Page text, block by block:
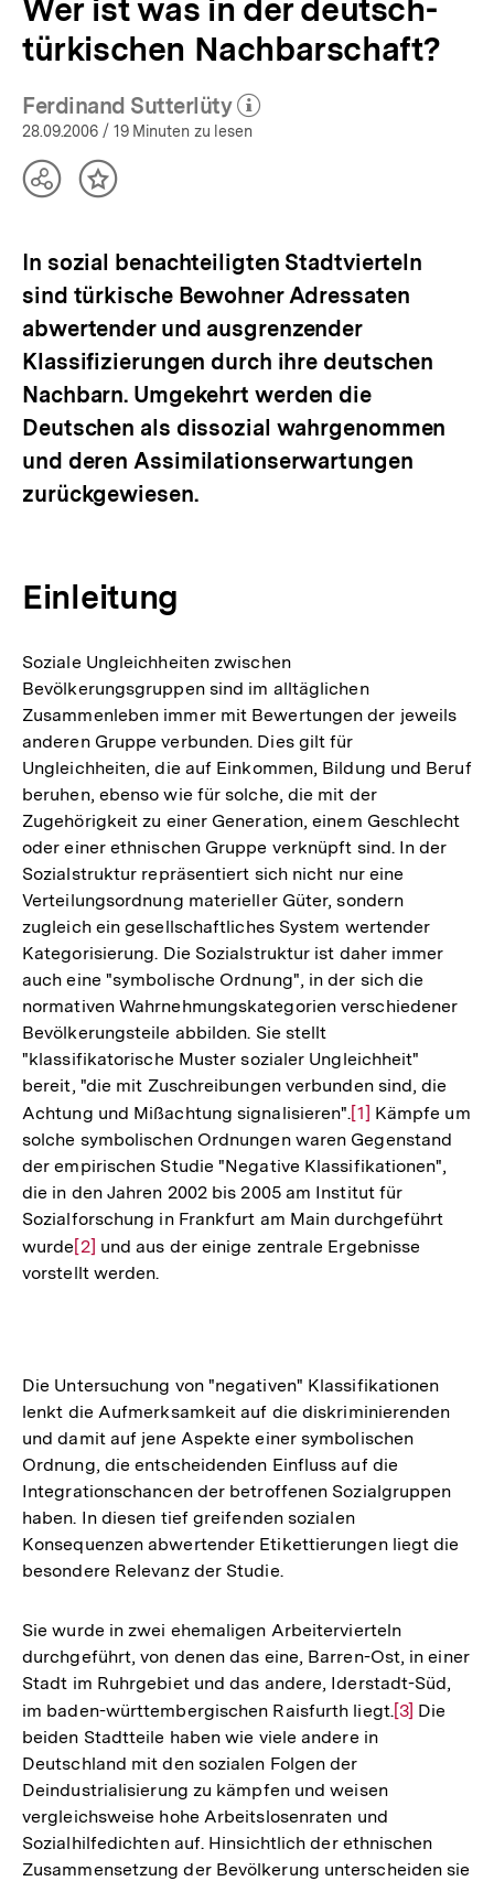
Wer ist was in der deutsch-
türkischen Nachbarschaft?
Ferdinand Sutterlüty
(Mehr zum Autor)
öffnen
28.09.2006 / 19 Minuten zu lesen
TeilenInhalt
In sozial benachteiligten Stadtvierteln
sind türkische Bewohner Adressaten
abwertender und ausgrenzender
Klassifizierungen durch ihre deutschen
Nachbarn. Umgekehrt werden die
Deutschen als dissozial wahrgenommen
und deren Assimilationserwartungen
zurückgewiesen.
Einleitung
Soziale Ungleichheiten zwischen
Bevölkerungsgruppen sind im alltäglichen
Zusammenleben immer mit Bewertungen der jeweils
anderen Gruppe verbunden. Dies gilt für
Ungleichheiten, die auf Einkommen, Bildung und Beruf
beruhen, ebenso wie für solche, die mit der
Zugehörigkeit zu einer Generation, einem Geschlecht
oder einer ethnischen Gruppe verknüpft sind. In der
Sozialstruktur repräsentiert sich nicht nur eine
Verteilungsordnung materieller Güter, sondern
zugleich ein gesellschaftliches System wertender
Kategorisierung. Die Sozialstruktur ist daher immer
auch eine "symbolische Ordnung", in der sich die
normativen Wahrnehmungskategorien verschiedener
Bevölkerungsteile abbilden. Sie stellt
"klassifikatorische Muster sozialer Ungleichheit"
bereit, "die mit Zuschreibungen verbunden sind, die
Achtung und Mißachtung signalisieren".Zur
Auflösung
der
Fußnote
[1] Kämpfe um
solche symbolischen Ordnungen waren Gegenstand
der empirischen Studie "Negative Klassifikationen",
die in den Jahren 2002 bis 2005 am Institut für
Sozialforschung in Frankfurt am Main durchgeführt
wurdeZur
Auflösung
[2] und aus der einige zentrale Ergebnisse
vorstellt werden.
Die Untersuchung von "negativen" Klassifikationen
lenkt die Aufmerksamkeit auf die diskriminierenden
und damit auf jene Aspekte einer symbolischen
Ordnung, die entscheidenden Einfluss auf die
Integrationschancen der betroffenen Sozialgruppen
haben. In diesen tief greifenden sozialen
Konsequenzen abwertender Etikettierungen liegt die
besondere Relevanz der Studie.
Sie wurde in zwei ehemaligen Arbeitervierteln
durchgeführt, von denen das eine, Barren-Ost, in einer
Stadt im Ruhrgebiet und das andere, Iderstadt-Süd,
im baden-württembergischen Raisfurth liegt.Zur
[3] Die
beiden Stadtteile haben wie viele andere in
Deutschland mit den sozialen Folgen der
Deindustrialisierung zu kämpfen und weisen
vergleichsweise hohe Arbeitslosenraten und
Sozialhilfedichten auf. Hinsichtlich der ethnischen
Zusammensetzung der Bevölkerung unterscheiden sie